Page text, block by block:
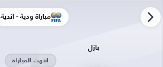
مباراة ودية - أندية
بازل
انتهت المباراة